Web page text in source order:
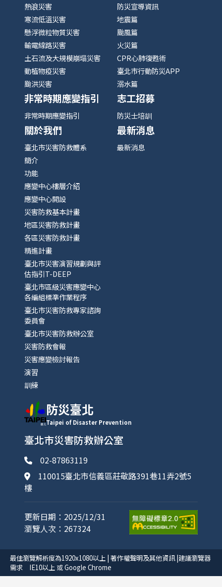
熱浪災害
寒流低溫災害
懸浮微粒物質災害
輸電線路災害
土石流及大規模崩塌災害
動植物疫災害
颱洪災害
防災宣導資訊
地震篇
颱風篇
火災篇
CPR心肺復甦術
臺北市行動防災APP
溺水篇
非常時期應變指引
非常時期應變指引
志工招募
防災士培訓
關於我們
臺北市災害防救體系
簡介
功能
應變中心樓層介紹
應變中心開設
災害防救基本計畫
地區災害防救計畫
各區災害防救計畫
精進計畫
臺北市災害演習規劃與評
估指引T-DEEP
臺北市區級災害應變中心
各編組標準作業程序
臺北市災害防救專家諮詢
委員會
臺北市災害防救辦公室
災害防救會報
災害應變檢討報告
演習
訓練
最新消息
最新消息
防災臺北
Taipei of Disaster Prevention
臺北市災害防救辦公室
02-87863119
110015臺北市信義區莊敬路391巷11弄2號5
樓
更新日期：2025/12/31
瀏覽人次：267324
最佳瀏覽解析度為1920x1080以上 | 著作權聲明及其他資訊 |建議瀏覽器
需求 IE10以上 或 Google Chrome